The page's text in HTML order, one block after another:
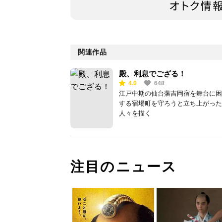
関連作品
殿、利息でござる！
4.0 648
江戸中期の仙台藩吉岡宿を舞台に
する宿場町を守ろうと立ち上がった
人々を描く
注目のニュース